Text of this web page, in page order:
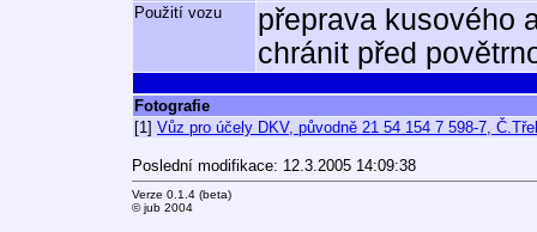
Použití vozu
přeprava kusového
chránit před
Fotografie
[1] Vůz pro účely DKV, původně 21 54 154 7 598-7,
Poslední modifikace: 12.3.2005 14:09:38
Verze 0.1.4 (beta)
© jub 2004